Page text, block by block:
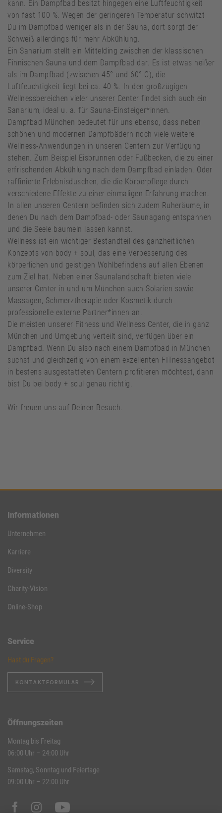
kann. Ein Dampfbad besitzt hingegen eine Luftfeuchtigkeit
von fast 100 %. Wegen der geringeren Temperatur schwitzt
Du im Dampfbad weniger als in der Sauna, dort sorgt der
Schweiß allerdings für mehr Abkühlung.
Ein Sanarium stellt ein Mittelding zwischen der klassischen
Finnischen Sauna und dem Dampfbad dar. Es ist etwas heißer
als im Dampfbad (zwischen 45° und 60° C), die
Luftfeuchtigkeit liegt bei ca. 40 %. In den großzügigen
Wellnessbereichen vieler unserer Center findet sich auch ein
Sanarium, ideal u. a. für Sauna-Einsteiger*innen.
Dampfbad München bedeutet für uns ebenso, dass neben
schönen und modernen Dampfbädern noch viele weitere
Wellness-Anwendungen in unseren Centern zur Verfügung
stehen. Zum Beispiel Eisbrunnen oder Fußbecken, die zu einer
erfrischenden Abkühlung nach dem Dampfbad einladen. Oder
raffinierte Erlebnisduschen, die die Körperpflege durch
verschiedene Effekte zu einer einmaligen Erfahrung machen.
In allen unseren Centern befinden sich zudem Ruheräume, in
denen Du nach dem Dampfbad- oder Saunagang entspannen
und die Seele baumeln lassen kannst.
Wellness ist ein wichtiger Bestandteil des ganzheitlichen
Konzepts von body + soul, das eine Verbesserung des
körperlichen und geistigen Wohlbefindens auf allen Ebenen
zum Ziel hat. Neben einer Saunalandschaft bieten viele
unserer Center in und um München auch Solarien sowie
Massagen, Schmerztherapie oder Kosmetik durch
professionelle externe Partner*innen an.
Die meisten unserer Fitness und Wellness Center, die in ganz
München und Umgebung verteilt sind, verfügen über ein
Dampfbad. Wenn Du also nach einem Dampfbad in München
suchst und gleichzeitig von einem exzellenten FITnessangebot
in bestens ausgestatteten Centern profitieren möchtest, dann
bist Du bei body + soul genau richtig.
Wir freuen uns auf Deinen Besuch.
Informationen
Unternehmen
Karriere
Diversity
Charity-Vision
Online-Shop
Service
Hast du Fragen?
KONTAKTFORMULAR
Öffnungszeiten
Montag bis Freitag
06:00 Uhr – 24:00 Uhr
Samstag, Sonntag und Feiertage
09:00 Uhr – 22:00 Uhr